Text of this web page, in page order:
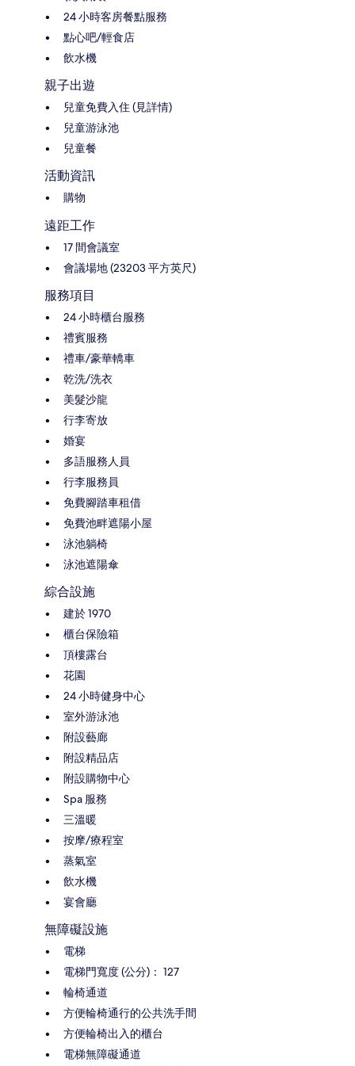
24 小時客房餐點服務
點心吧/輕食店
飲水機
親子出遊
兒童免費入住 (見詳情)
兒童游泳池
兒童餐
活動資訊
購物
遠距工作
17 間會議室
會議場地 (23203 平方英尺)
服務項目
24 小時櫃台服務
禮賓服務
禮車/豪華轎車
乾洗/洗衣
美髮沙龍
行李寄放
婚宴
多語服務人員
行李服務員
免費腳踏車租借
免費池畔遮陽小屋
泳池躺椅
泳池遮陽傘
綜合設施
建於 1970
櫃台保險箱
頂樓露台
花園
24 小時健身中心
室外游泳池
附設藝廊
附設精品店
附設購物中心
Spa 服務
三溫暖
按摩/療程室
蒸氣室
飲水機
宴會廳
無障礙設施
電梯
電梯門寬度 (公分)： 127
輪椅通道
方便輪椅通行的公共洗手間
方便輪椅出入的櫃台
電梯無障礙通道